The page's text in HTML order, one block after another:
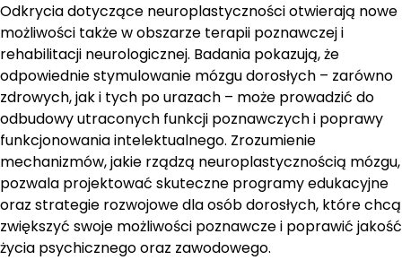
Odkrycia dotyczące neuroplastyczności otwierają nowe
możliwości także w obszarze terapii poznawczej i
rehabilitacji neurologicznej. Badania pokazują, że
odpowiednie stymulowanie mózgu dorosłych – zarówno
zdrowych, jak i tych po urazach – może prowadzić do
odbudowy utraconych funkcji poznawczych i poprawy
funkcjonowania intelektualnego. Zrozumienie
mechanizmów, jakie rządzą neuroplastycznością mózgu,
pozwala projektować skuteczne programy edukacyjne
oraz strategie rozwojowe dla osób dorosłych, które chcą
zwiększyć swoje możliwości poznawcze i poprawić jakość
życia psychicznego oraz zawodowego.